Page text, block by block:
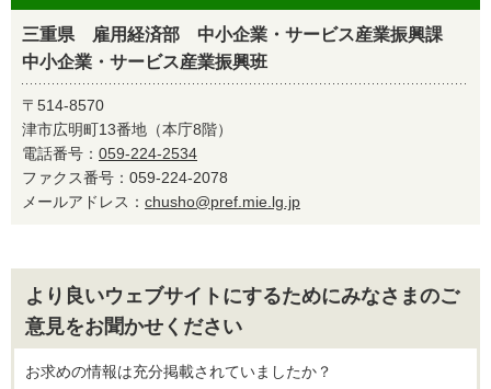
三重県 雇用経済部 中小企業・サービス産業振興課
中小企業・サービス産業振興班
〒514-8570
津市広明町13番地（本庁8階）
電話番号： 059-224-2534
ファクス番号：059-224-2078
メールアドレス： chusho@pref.mie.lg.jp
より良いウェブサイトにするためにみなさまのご
意見をお聞かせください
お求めの情報は充分掲載されていましたか？